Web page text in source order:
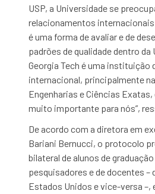
USP, a Universidade se
relacionamentos internacionais
é uma forma de avaliar e de
padrões de qualidade dentro da
Georgia Tech é uma instituição
internacional, principalmente
Engenharias e Ciências
muito importante para nós”,
De acordo com a diretora em
Bariani Bernucci, o protocolo
bilateral de alunos de
pesquisadores e de docentes –
Estados Unidos e vice-versa –,